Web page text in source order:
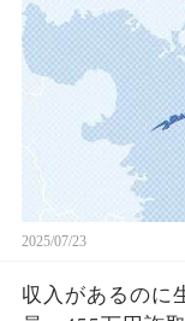
2025/07/23
収入があるのに